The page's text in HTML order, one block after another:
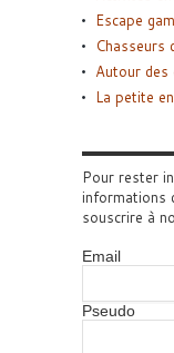
Escape
Chasseurs
Autour des
La petite
Pour rester
informations
souscrire à
Email
Pseudo